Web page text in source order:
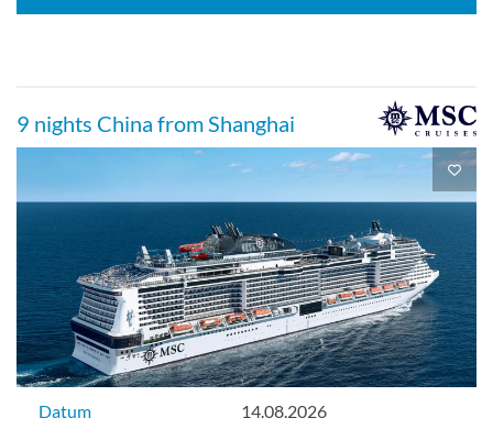
9 nights China from Shanghai
Datum
14.08.2026